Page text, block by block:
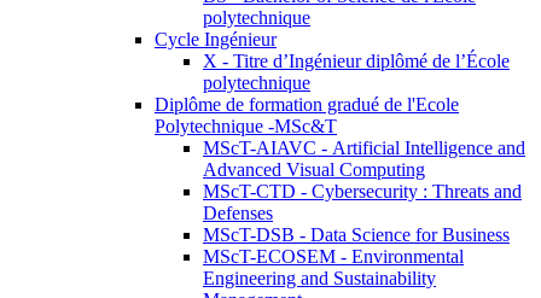
polytechnique
Cycle Ingénieur
X - Titre d’Ingénieur diplômé de l’École
polytechnique
Diplôme de formation gradué de l'Ecole
Polytechnique -MSc&T
MScT-AIAVC - Artificial Intelligence and
Advanced Visual Computing
MScT-CTD - Cybersecurity : Threats and
Defenses
MScT-DSB - Data Science for Business
MScT-ECOSEM - Environmental
Engineering and Sustainability